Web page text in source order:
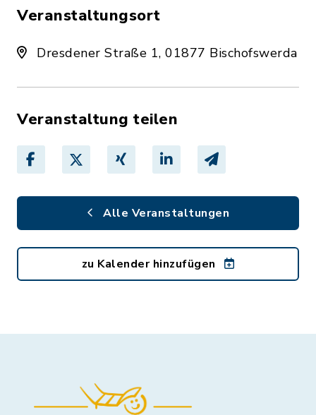
Veranstaltungsort
Dresdener Straße 1, 01877 Bischofswerda
Veranstaltung teilen
Alle Veranstaltungen
zu Kalender hinzufügen